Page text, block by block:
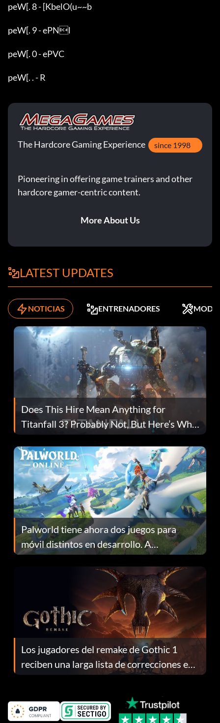
peW[. 8 - [KbelO(u~~b
peW[. 9 - ePNl
peW[. 0 - ePVC
peW[. . - R
The Hardcore Gaming Experience since 1998
Pioneering in offering game trainers and other
hardcore gamer-centric content.
More About Us
LATEST UPDATES
NOTICIAS ENTRENADORES MODS
Does This Hire Mean Anything for
Titanfall 3? Probably Not, But Here’s Why
Fans Are Hopeful
Palworld tiene ahora dos juegos para
móvil distintos en desarrollo. A
continuación te explicamos por qué.
Los jugadores del remake de Gothic 1
reciben una larga lista de correcciones en
el parche 1.0.4